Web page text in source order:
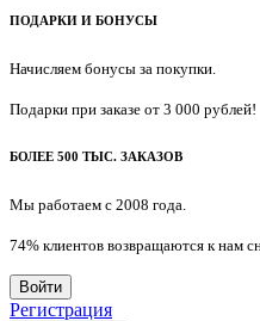
ПОДАРКИ И БОНУСЫ
Начисляем бонусы за покупки.
Подарки при заказе от 3 000 рублей!
БОЛЕЕ 500 ТЫС. ЗАКАЗОВ
Мы работаем с 2008 года.
74% клиентов возвращаются к нам
Войти
Регистрация